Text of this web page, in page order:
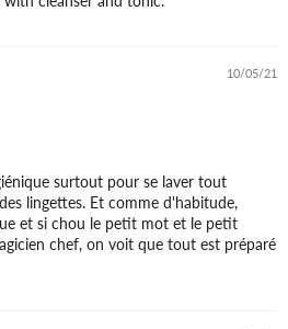
10/05/21
surtout pour se laver tout
lingettes. Et comme d'habitude,
et si chou le petit mot et le petit
chef, on voit que tout est préparé